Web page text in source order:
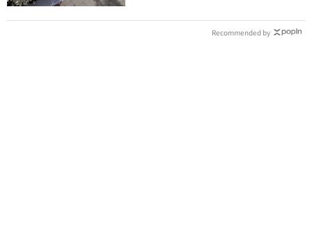
Recommended by